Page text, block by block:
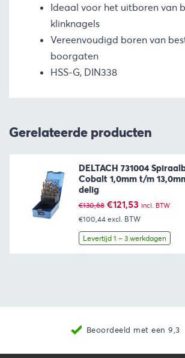
Ideaal voor het uitboren van
klinknagels
Vereenvoudigd boren van
boorgaten
HSS-G, DIN338
Gerelateerde producten
DELTACH 731004
Cobalt 1,0mm t/m
delig
€130,68 Oorspronkelijke
prijs
was:
€130,68.
€121,53Huidige
prijs
is:
€121,53.
incl. BTW
€100,44 excl. BTW
Levertijd 1 – 3 werkdagen
Beoordeeld met een 9,3